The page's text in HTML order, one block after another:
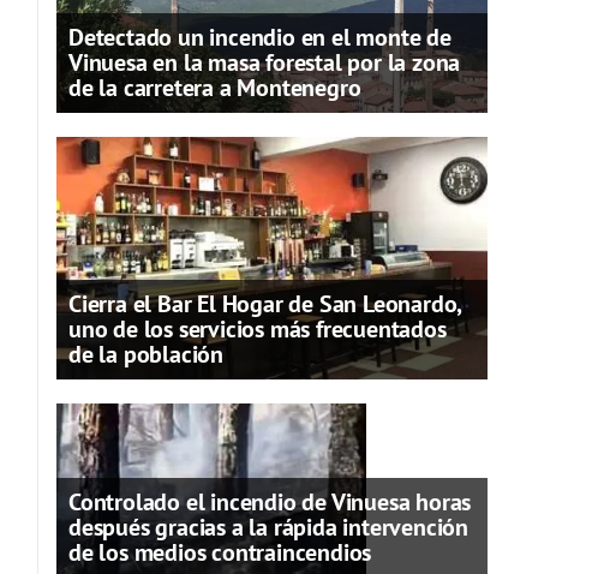
Detectado un incendio en el monte de
Vinuesa en la masa forestal por la zona
de la carretera a Montenegro
Cierra el Bar El Hogar de San Leonardo,
uno de los servicios más frecuentados
de la población
Controlado el incendio de Vinuesa horas
después gracias a la rápida intervención
de los medios contraincendios